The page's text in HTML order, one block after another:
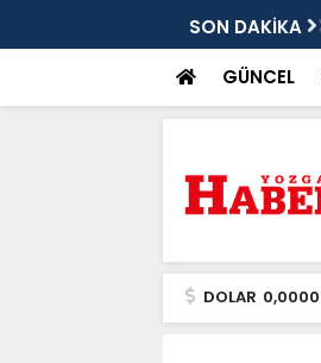
SON DAKİKA
GÜNCEL
DOLAR 0,0000